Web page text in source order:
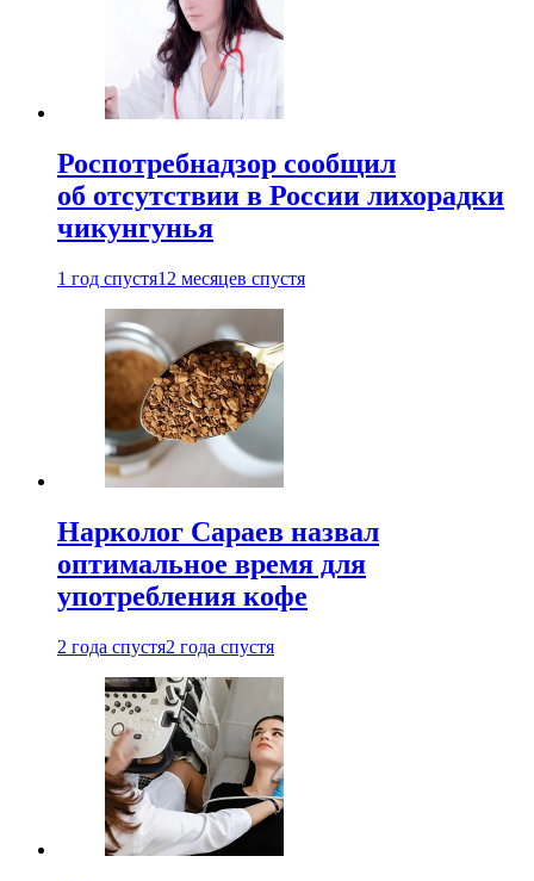
Роспотребнадзор сообщил
об отсутствии в России лихорадки
чикунгунья
1 год спустя12 месяцев спустя
Нарколог Сараев назвал
оптимальное время для
употребления кофе
2 года спустя2 года спустя